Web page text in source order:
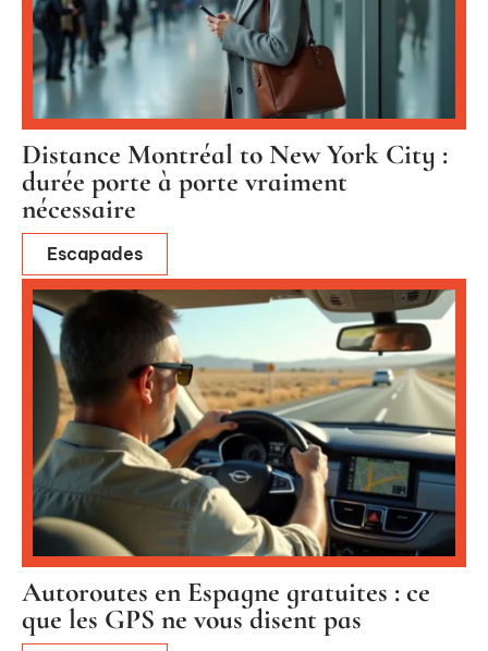
Distance Montréal to New York City :
durée porte à porte vraiment
nécessaire
Escapades
Autoroutes en Espagne gratuites : ce
que les GPS ne vous disent pas